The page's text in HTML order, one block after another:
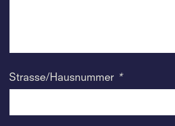
Strasse/Hausnummer *